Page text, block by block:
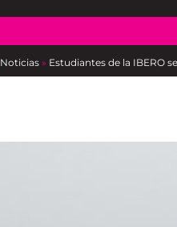
Noticias » Estudiantes de la IBERO